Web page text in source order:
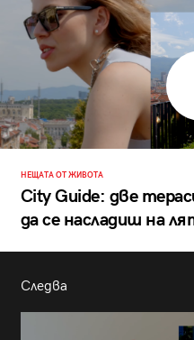
НЕЩАТА ОТ ЖИВОТА
City Guide: две
да се насладиш на
Следва